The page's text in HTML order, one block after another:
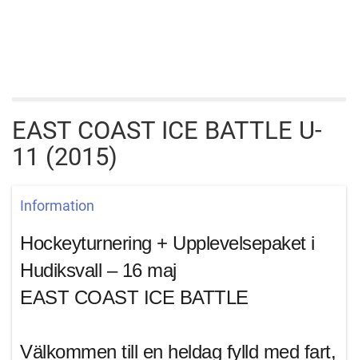
EAST COAST ICE BATTLE U-
11 (2015)
Information
Hockeyturnering + Upplevelsepaket i
Hudiksvall – 16 maj
EAST COAST ICE BATTLE
Välkommen till en heldag fylld med fart,